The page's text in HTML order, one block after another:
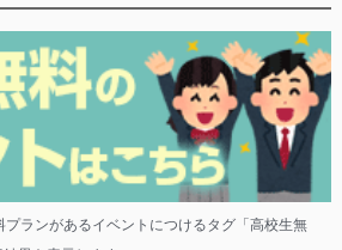
ランがあるイベントにつけるタグ「高校生無